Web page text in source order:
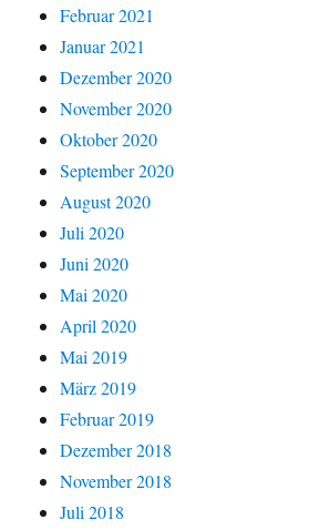
Februar 2021
Januar 2021
Dezember 2020
November 2020
Oktober 2020
September 2020
August 2020
Juli 2020
Juni 2020
Mai 2020
April 2020
Mai 2019
März 2019
Februar 2019
Dezember 2018
November 2018
Juli 2018